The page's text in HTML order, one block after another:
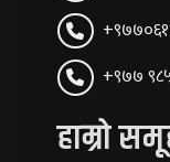
+९७७
हाम्रो